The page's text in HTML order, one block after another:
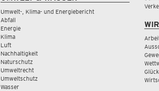
Umwelt-, Klima- und Energiebericht
Abfall
Energie
Klima
Luft
Nachhaltigkeit
Naturschutz
Umweltrecht
Umweltschutz
Wasser